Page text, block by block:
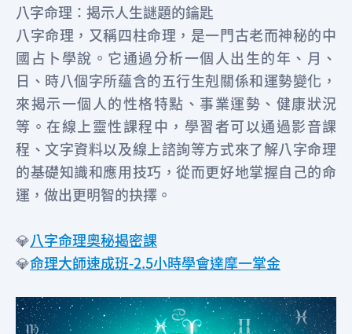
八字命理：揭示人生謎題的鑰匙
八字命理，又稱四柱命理，是一門古老而神秘的中
國占卜學說。它通過分析一個人出生的年、月、
日、時八個字所蘊含的五行生剋關係和運勢變化，
來揭示一個人的性格特點、事業運勢、健康狀況
等。在線上靈性課程中，學習者可以通過影音課
程、文字資料以及線上諮詢等方式來了解八字命理
的基礎知識和應用技巧，從而更好地掌握自己的命
運，做出更明智的抉擇。
💎八字命理奧秘揭密課
💎命理大師速成班-2.5小時學會達摩一掌金